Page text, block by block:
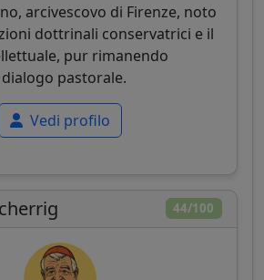
arcivescovo di Firenze, noto
dottrinali conservatrici e il
pur rimanendo
pastorale.
Vedi profilo
44/100